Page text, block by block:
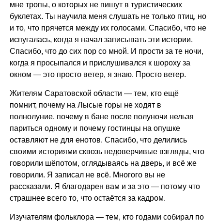
мне тропы, о которых не пишут в туристических
буклетах. Ты научила меня слушать не только птиц, но
и то, что прячется между их голосами. Спасибо, что не
испугалась, когда я начал записывать эти истории.
Спасибо, что до сих пор со мной. И прости за те ночи,
когда я просыпался и прислушивался к шороху за
окном — это просто ветер, я знаю. Просто ветер.
Жителям Саратовской области — тем, кто ещё
помнит, почему на Лысые горы не ходят в
полнолуние, почему в бане после полуночи нельзя
париться одному и почему гостинцы на опушке
оставляют не для енотов. Спасибо, что делились
своими историями сквозь недоверчивые взгляды, что
говорили шёпотом, оглядываясь на дверь, и всё же
говорили. Я записал не всё. Многого вы не
рассказали. Я благодарен вам и за это — потому что
страшнее всего то, что остаётся за кадром.
Изучателям фольклора — тем, кто годами собирал по